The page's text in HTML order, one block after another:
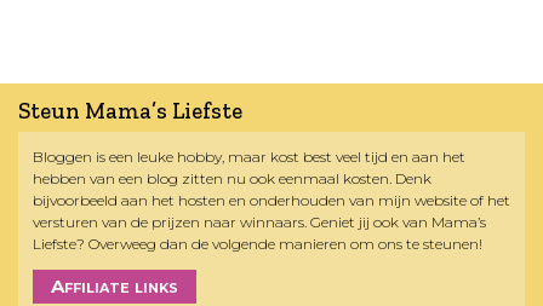
Steun Mama’s Liefste
Bloggen is een leuke hobby, maar kost best veel tijd en aan het
hebben van een blog zitten nu ook eenmaal kosten. Denk
bijvoorbeeld aan het hosten en onderhouden van mijn website of het
versturen van de prijzen naar winnaars. Geniet jij ook van Mama’s
Liefste? Overweeg dan de volgende manieren om ons te steunen!
Affiliate links